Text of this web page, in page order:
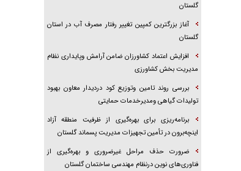
گلستان
آغاز بزرگترین كمپین تغییر رفتار مصرف آب در استان
گلستان
افزایش اعتماد کشاورزان ضامن آرامش وپایداری نظام
مدیریت بخش کشاورزی
بررسی روند تامین وتوزیع کود دردیدار معاون بهبود
تولیدات گیاهی ومدیرخدمات حمایتی
برنامه‌ریزی برای بهره‌گیری از ظرفیت منطقه آزاد
اینچه‌برون در تأمین تجهیزات مدیریت پسماند گلستان
ضرورت حذف مراحل غیرضروری و بهره‌گیری از
فناوری‌های نوین درنظام مهندسی ساختمان گلستان